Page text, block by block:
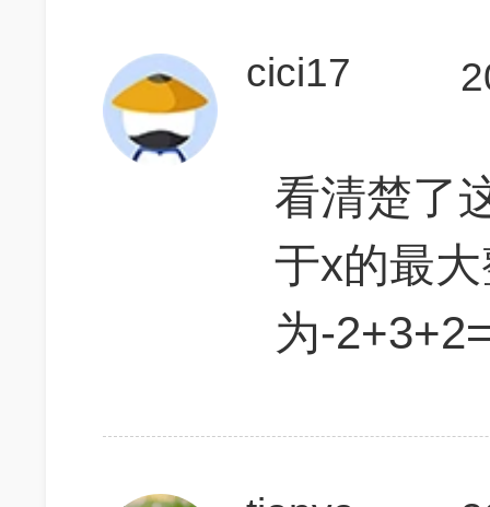
cici17
看清楚了
于x的最
为-